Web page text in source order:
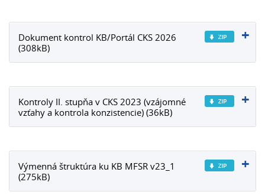
Dokument kontrol KB/Portál CKS 2026
(308kB)
Kontroly II. stupňa v CKS 2023 (vzájomné
vzťahy a kontrola konzistencie) (36kB)
Výmenná štruktúra ku KB MFSR v23_1
(275kB)